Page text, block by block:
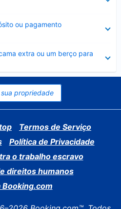
ou pagamento
extra ou um berço para
propriedade
Termos de Serviço
Política de Privacidade
o trabalho escravo
direitos humanos
Booking.com